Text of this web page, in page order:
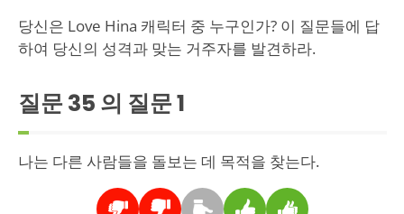
당신은 Love Hina 캐릭터 중 누구인가? 이 질문들에 답
하여 당신의 성격과 맞는 거주자를 발견하라.
질문 35 의 질문1
나는 다른 사람들을 돌보는 데 목적을 찾는다.